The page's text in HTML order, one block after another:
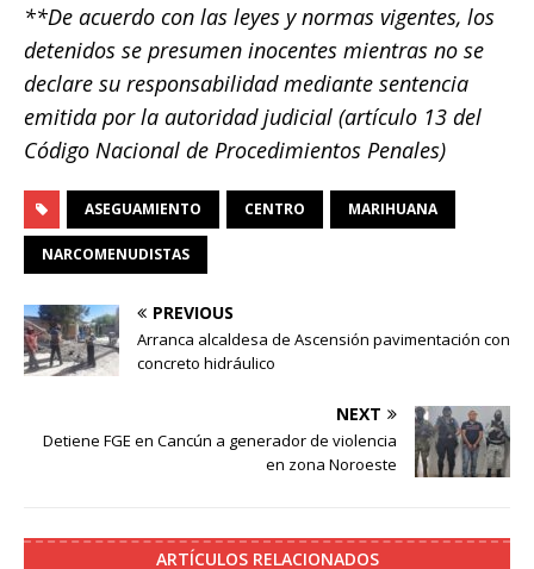
**De acuerdo con las leyes y normas vigentes, los
detenidos se presumen inocentes mientras no se
declare su responsabilidad mediante sentencia
emitida por la autoridad judicial (artículo 13 del
Código Nacional de Procedimientos Penales)
ASEGUAMIENTO CENTRO MARIHUANA
NARCOMENUDISTAS
PREVIOUS
Arranca alcaldesa de Ascensión pavimentación con
concreto hidráulico
NEXT
Detiene FGE en Cancún a generador de violencia
en zona Noroeste
ARTÍCULOS RELACIONADOS